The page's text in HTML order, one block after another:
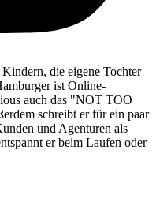
die eigene Tochter
ist Online-
auch das "NOT TOO
schreibt er für ein paar
und Agenturen als
er beim Laufen oder